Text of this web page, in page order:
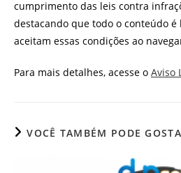
cumprimento das leis contra
destacando que todo o conteúdo
aceitam essas condições ao
Para mais detalhes, acesse o Aviso
VOCÊ TAMBÉM PODE